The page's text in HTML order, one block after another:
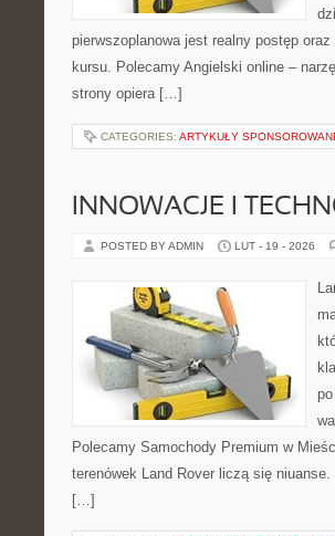
pierwszoplanowa jest realny postęp
kursu. Polecamy Angielski online –
strony opiera […]
CATEGORIES: ARTYKUŁY
INNOWACJE I
POSTED BY ADMIN LUT - 19 - 2026
Polecamy Samochody Premium w
terenówek Land Rover liczą się
[…]